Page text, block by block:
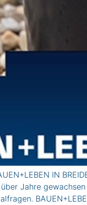
IN
Jahre